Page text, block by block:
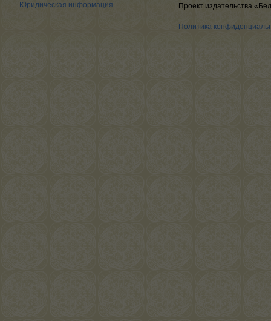
Юридическая информация
Проект издательства
Политика